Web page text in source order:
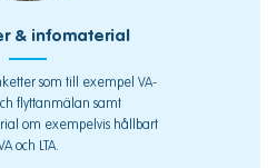
& infomaterial
som till exempel VA-
flyttanmälan samt
om exempelvis hållbart
och LTA.